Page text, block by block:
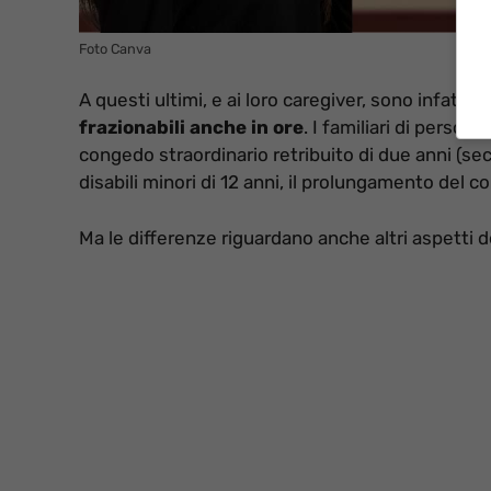
Foto Canva
A questi ultimi, e ai loro caregiver, sono infatti
frazionabili anche in ore. I familiari di
congedo straordinario retribuito di due anni
disabili minori di 12 anni, il prolungamento del
Ma le differenze riguardano anche altri aspetti